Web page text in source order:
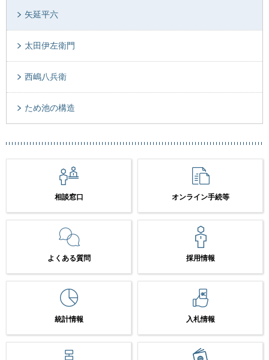
矢延平六
太田伊左衛門
西嶋八兵衛
ため池の構造
相談窓口 オンライン手続等
よくある質問 採用情報
統計情報 入札情報